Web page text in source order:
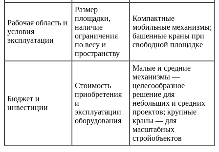
Рабочая область и
условия
эксплуатации
Размер
площадки,
наличие
ограничения
по весу и
пространству
Компактные
мобильные механизмы;
башенные краны при
свободной площадке
Бюджет и
инвестиции
Стоимость
приобретения
и
эксплуатации
оборудования
Малые и средние
механизмы —
целесообразное
решение для
небольших и средних
проектов; крупные
краны — для
масштабных
стройобъектов